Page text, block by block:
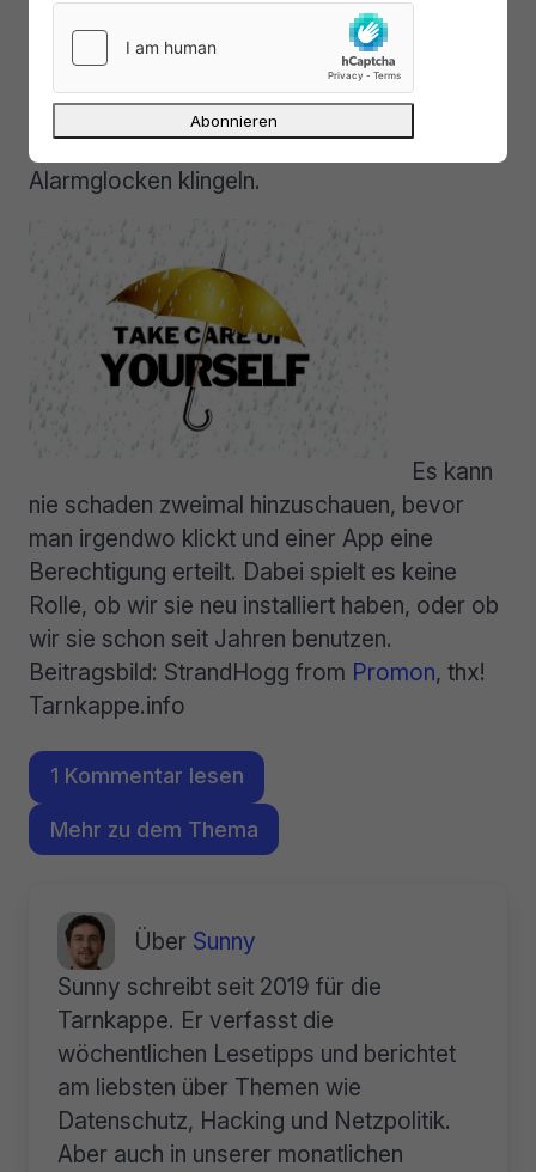
immer dieselben Apps, die wir im Alltag
nutzen. Fällt uns wie oben beschrieben auf,
dass eine dieser Apps überraschend erneut
eine bestehende oder eine seltsame
Berechtigung verlangt, so sollten unsere
Alarmglocken klingeln.
Es kann
nie schaden zweimal hinzuschauen, bevor
man irgendwo klickt und einer App eine
Berechtigung erteilt. Dabei spielt es keine
Rolle, ob wir sie neu installiert haben, oder ob
wir sie schon seit Jahren benutzen.
Beitragsbild: StrandHogg from Promon, thx!
Tarnkappe.info
1 Kommentar lesen
Mehr zu dem Thema
Über Sunny
Sunny schreibt seit 2019 für die
Tarnkappe. Er verfasst die
wöchentlichen Lesetipps und berichtet
am liebsten über Themen wie
Datenschutz, Hacking und Netzpolitik.
Aber auch in unserer monatlichen